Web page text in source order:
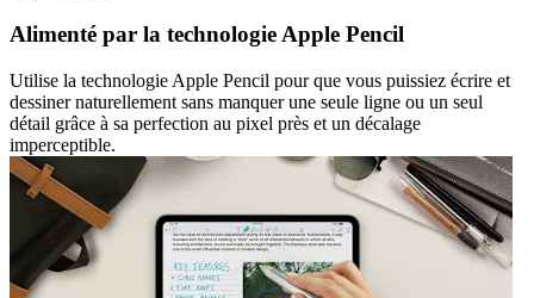
Alimenté par la technologie Apple Pencil
Utilise la technologie Apple Pencil pour que vous puissiez écrire et
dessiner naturellement sans manquer une seule ligne ou un seul
détail grâce à sa perfection au pixel près et un décalage
imperceptible.